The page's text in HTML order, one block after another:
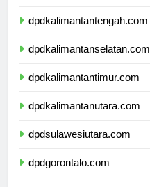
dpdkalimantantengah.com
dpdkalimantanselatan.com
dpdkalimantantimur.com
dpdkalimantanutara.com
dpdsulawesiutara.com
dpdgorontalo.com